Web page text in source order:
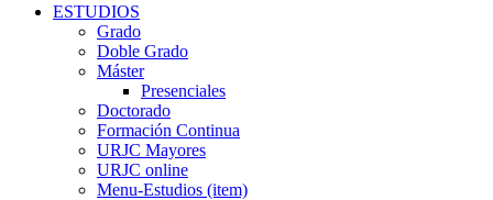
ESTUDIOS
Grado
Doble Grado
Máster
Presenciales
Doctorado
Formación Continua
URJC Mayores
URJC online
Menu-Estudios (item)